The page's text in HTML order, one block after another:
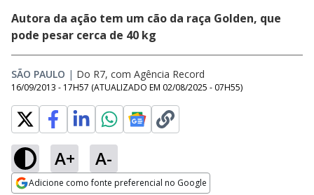
Autora da ação tem um cão da raça Golden, que
pode pesar cerca de 40 kg
SÃO PAULO | Do R7, com Agência Record
16/09/2013 - 17H57 (ATUALIZADO EM 02/08/2025 - 07H55)
A+ A-
Adicione como fonte preferencial no Google